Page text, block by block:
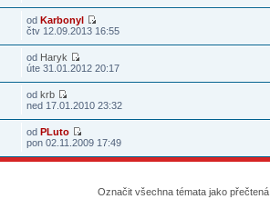
odKarbonyl
čtv 12.09.2013 16:55
od Haryk
úte 31.01.2012 20:17
odkrb
ned 17.01.2010 23:32
odPLuto
pon 02.11.2009 17:49
Označit všechna témata jako přečtená